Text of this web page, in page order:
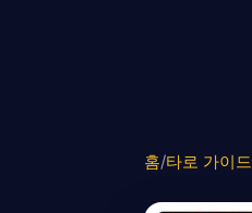
홈/타로 가이드